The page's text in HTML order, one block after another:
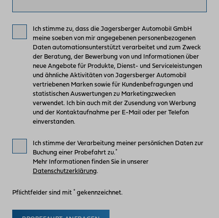
Ich stimme zu, dass die Jagersberger Automobil GmbH
meine soeben von mir angegebenen personenbezogenen
Daten automationsunterstützt verarbeitet und zum Zweck
der Beratung, der Bewerbung von und Informationen über
neue Angebote für Produkte, Dienst- und Serviceleistungen
und ähnliche Aktivitäten von Jagersberger Automobil
vertriebenen Marken sowie für Kundenbefragungen und
statistischen Auswertungen zu Marketingzwecken
verwendet. Ich bin auch mit der Zusendung von Werbung
und der Kontaktaufnahme per E-Mail oder per Telefon
einverstanden.
Ich stimme der Verarbeitung meiner persönlichen Daten zur
Buchung einer Probefahrt zu.*
Mehr Informationen finden Sie in unserer
Datenschutzerklärung.
Pflichtfelder sind mit * gekennzeichnet.